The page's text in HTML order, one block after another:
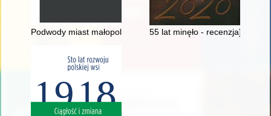
Podwody miast małopolskich do końca XV wieku
55 lat minęło - recenzja]